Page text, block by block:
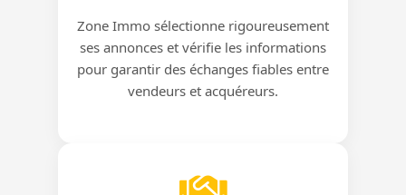
Zone Immo sélectionne rigoureusement
ses annonces et vérifie les informations
pour garantir des échanges fiables entre
vendeurs et acquéreurs.